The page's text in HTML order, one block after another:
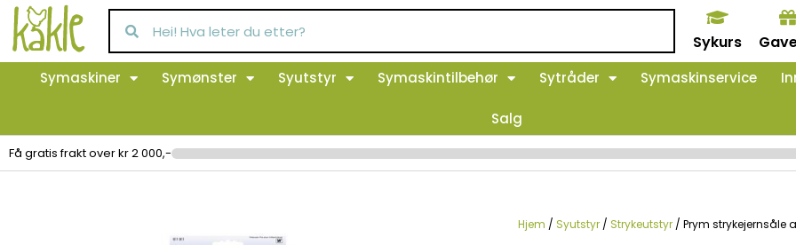
Sykurs
Symaskiner Symønster Syutstyr Symaskintilbehør Sytråder Symaskinservice
Salg
Få gratis frakt over kr 2 000,-
Hjem / Syutstyr / Strykeutstyr / Prym strykejernsåle